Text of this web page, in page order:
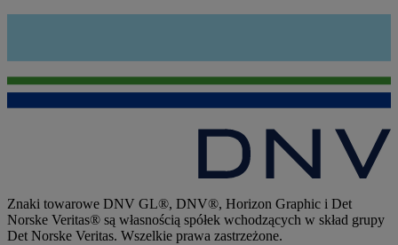
Znaki towarowe DNV GL®, DNV®, Horizon Graphic i Det
Norske Veritas® są własnością spółek wchodzących w skład grupy
Det Norske Veritas. Wszelkie prawa zastrzeżone.